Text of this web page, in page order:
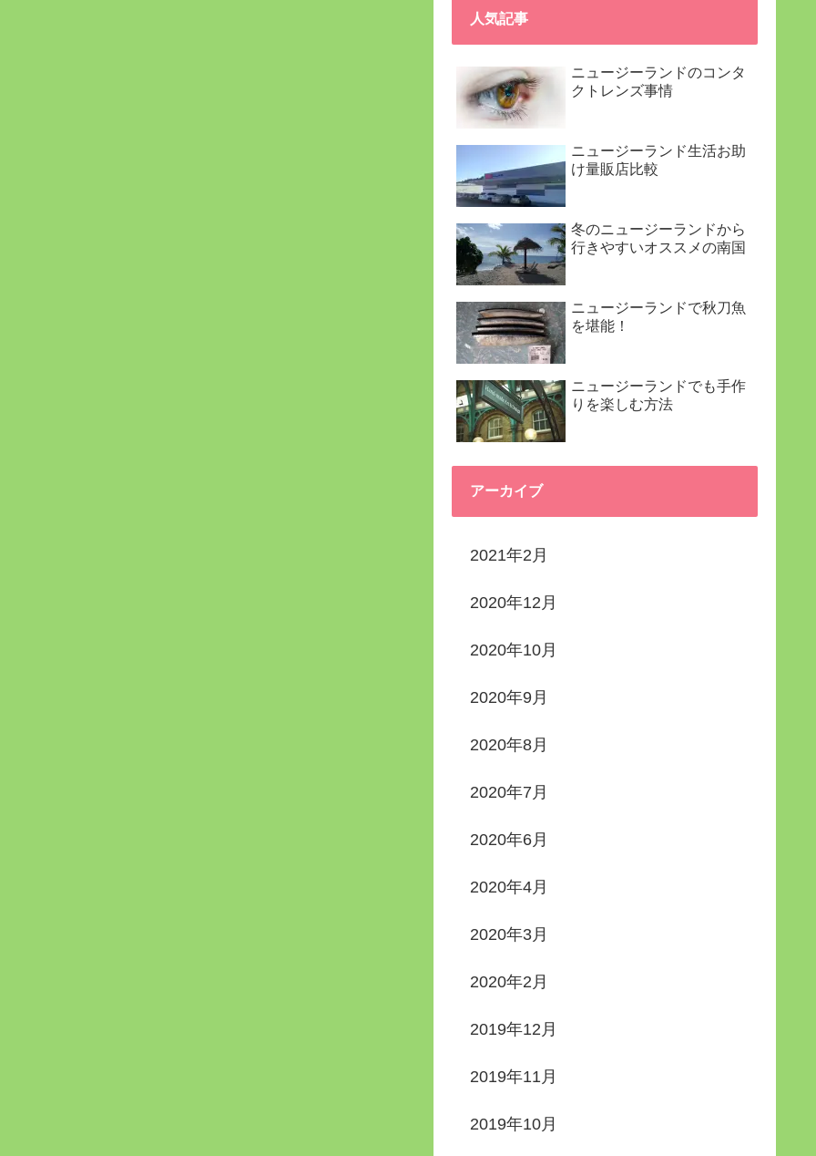
人気記事
ニュージーランドのコンタ
クトレンズ事情
ニュージーランド生活お助
け量販店比較
冬のニュージーランドから
行きやすいオススメの南国
ニュージーランドで秋刀魚
を堪能！
ニュージーランドでも手作
りを楽しむ方法
アーカイブ
2021年2月
2020年12月
2020年10月
2020年9月
2020年8月
2020年7月
2020年6月
2020年4月
2020年3月
2020年2月
2019年12月
2019年11月
2019年10月